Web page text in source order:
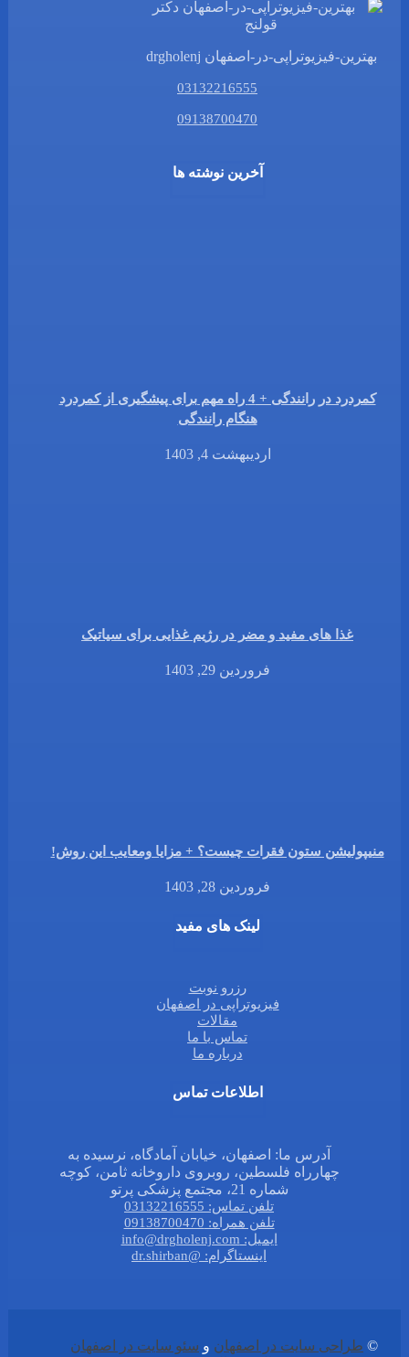
بهترین-فیزیوتراپی-در-اصفهان drgholenj
03132216555
09138700470
آخرین نوشته ها
کمردرد در رانندگی + 4 راه مهم برای پیشگیری از کمردرد
هنگام رانندگی
اردیبهشت 4, 1403
غذا های مفید و مضر در رژیم غذایی برای سیاتیک
فروردین 29, 1403
منیپولیشن ستون فقرات چیست؟ + مزایا ومعایب این روش!
فروردین 28, 1403
لینک های مفید
رزرو نوبت
فیزیوتراپی در اصفهان
مقالات
تماس با ما
درباره ما
اطلاعات تماس
آدرس ما: اصفهان، خیابان آمادگاه، نرسیده به
چهارراه فلسطین، روبروی داروخانه ثامن، کوچه
شماره 21، مجتمع پزشکی پرتو
تلفن تماس: 03132216555
تلفن همراه: 09138700470
ایمیل: info@drgholenj.com
اینستاگرام: @dr.shirban
© طراحی سایت در اصفهان و سئو سایت در اصفهان